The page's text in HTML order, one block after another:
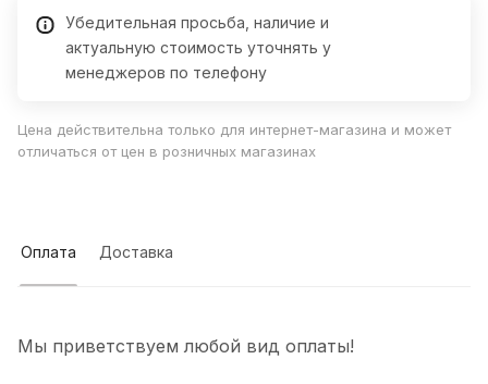
Убедительная просьба, наличие и
актуальную стоимость уточнять у
менеджеров по телефону
Цена действительна только для интернет-магазина и может
отличаться от цен в розничных магазинах
Оплата Доставка
Мы приветствуем любой вид оплаты!